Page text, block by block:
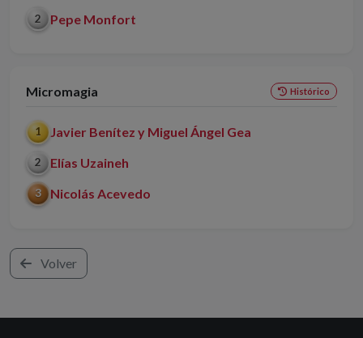
2 Pepe Monfort
Micromagia Histórico
1 Javier Benítez y Miguel Ángel Gea
2 Elías Uzaineh
3 Nicolás Acevedo
Volver